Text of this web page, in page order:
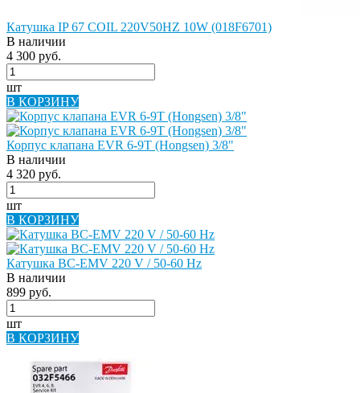
Катушка IP 67 COIL 220V50HZ 10W (018F6701)
В наличии
4 300 руб.
шт
В КОРЗИНУ
Корпус клапана EVR 6-9T (Hongsen) 3/8"
В наличии
4 320 руб.
шт
В КОРЗИНУ
Катушка BC-EMV 220 V / 50-60 Hz
В наличии
899 руб.
шт
В КОРЗИНУ